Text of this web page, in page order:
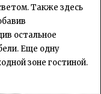
Также здесь
остальное
Еще одну
зоне гостиной.